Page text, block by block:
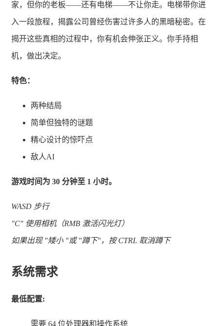
家，但你的老板——还有电梯——不让你走。电梯带你进
入一段旅程，揭露公司曾经伤害过许多人的黑暗秘密。在
揭开这些真相的过程中，你有机会伸张正义。你手持相
机，做出决定。
特色：
两种结局
简单但独特的谜题
精心设计的惊吓点
敌人AI
游戏时间为 30 分钟至 1 小时。
WASD 步行
"C" 使用相机（RMB 激活闪光灯）
如果出现 "矮小 "或 "蹲下"，按 CTRL 取消蹲下
系统需求
最低配置:
需要 64 位处理器和操作系统